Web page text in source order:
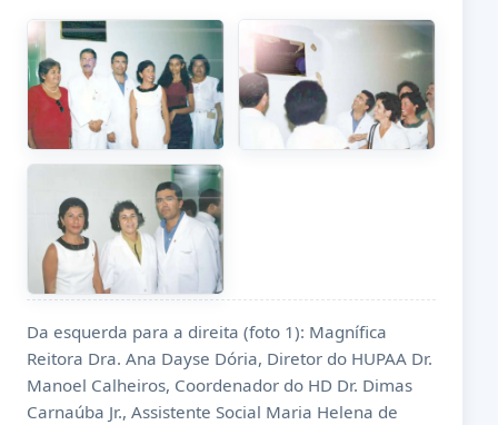
Da esquerda para a direita (foto 1): Magnífica
Reitora Dra. Ana Dayse Dória, Diretor do HUPAA Dr.
Manoel Calheiros, Coordenador do HD Dr. Dimas
Carnaúba Jr., Assistente Social Maria Helena de